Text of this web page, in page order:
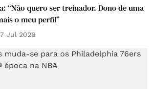
“Não quero ser treinador. Dono de uma
o meu perfil”
Jul 2026